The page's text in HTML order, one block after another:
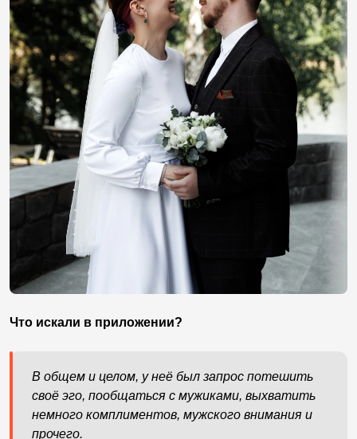
Что искали в приложении?
В общем и целом, у неё был запрос потешить
своё эго, пообщаться с мужиками, выхватить
немного комплиментов, мужского внимания и
прочего.